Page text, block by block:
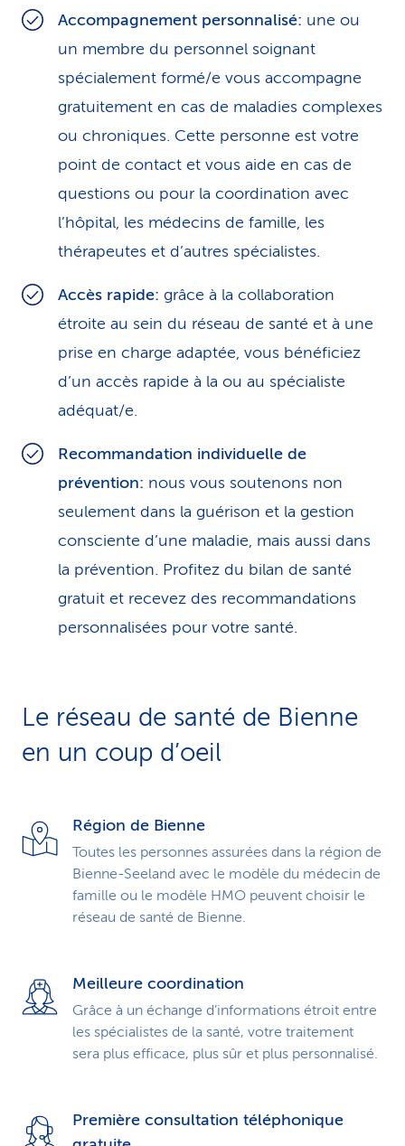
Accompagnement personnalisé: une ou
un membre du personnel soignant
spécialement formé/e vous accompagne
gratuitement en cas de maladies complexes
ou chroniques. Cette personne est votre
point de contact et vous aide en cas de
questions ou pour la coordination avec
l’hôpital, les médecins de famille, les
thérapeutes et d’autres spécialistes.
Accès rapide: grâce à la collaboration
étroite au sein du réseau de santé et à une
prise en charge adaptée, vous bénéficiez
d’un accès rapide à la ou au spécialiste
adéquat/e.
Recommandation individuelle de
prévention: nous vous soutenons non
seulement dans la guérison et la gestion
consciente d’une maladie, mais aussi dans
la prévention. Profitez du bilan de santé
gratuit et recevez des recommandations
personnalisées pour votre santé.
Le réseau de santé de Bienne
en un coup d’oeil
Région de Bienne
Toutes les personnes assurées dans la région de
Bienne-Seeland avec le modèle du médecin de
famille ou le modèle HMO peuvent choisir le
réseau de santé de Bienne.
Meilleure coordination
Grâce à un échange d’informations étroit entre
les spécialistes de la santé, votre traitement
sera plus efficace, plus sûr et plus personnalisé.
Première consultation téléphonique